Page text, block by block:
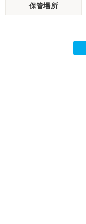
保管場所